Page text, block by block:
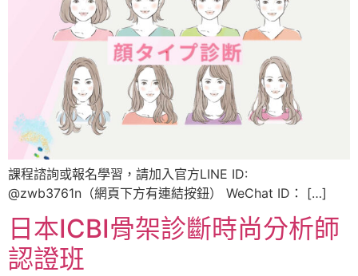
課程諮詢或報名學習，請加入官方LINE ID:
@zwb3761n（網頁下方有連結按鈕） WeChat ID： […]
日本ICBI骨架診斷時尚分析師
認證班